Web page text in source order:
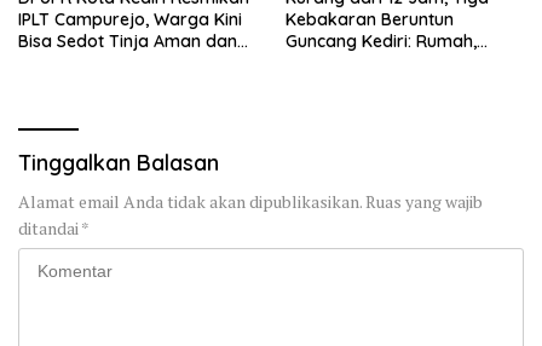
IPLT Campurejo, Warga Kini
Bisa Sedot Tinja Aman dan
Kebakaran Beruntun
Guncang Kediri: Rumah,
Tinggalkan Balasan
Alamat email Anda tidak akan dipublikasikan.Ruas yang wajib
ditandai *